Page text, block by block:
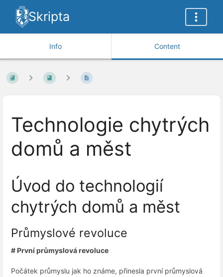
Skripta
Info Content
Technologie chytrých
domů a měst
Úvod do technologií
chytrých domů a měst
Průmyslové revoluce
# První průmyslová revoluce
Počátek průmyslu jak ho známe, přinesla první průmyslová